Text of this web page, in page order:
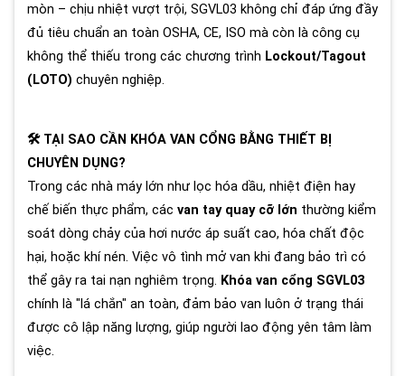
mòn – chịu nhiệt vượt trội, SGVL03 không chỉ đáp ứng đầy
đủ tiêu chuẩn an toàn OSHA, CE, ISO mà còn là công cụ
không thể thiếu trong các chương trình Lockout/Tagout
(LOTO) chuyên nghiệp.
🛠 TẠI SAO CẦN KHÓA VAN CỔNG BẰNG THIẾT BỊ
CHUYÊN DỤNG?
Trong các nhà máy lớn như lọc hóa dầu, nhiệt điện hay
chế biến thực phẩm, các van tay quay cỡ lớn thường kiểm
soát dòng chảy của hơi nước áp suất cao, hóa chất độc
hại, hoặc khí nén. Việc vô tình mở van khi đang bảo trì có
thể gây ra tai nạn nghiêm trọng. Khóa van cổng SGVL03
chính là "lá chắn" an toàn, đảm bảo van luôn ở trạng thái
được cô lập năng lượng, giúp người lao động yên tâm làm
việc.